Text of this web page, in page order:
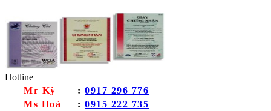
Hotline
Mr Kỳ
: 0917 296 776
Ms Hoà
: 0915 222 735